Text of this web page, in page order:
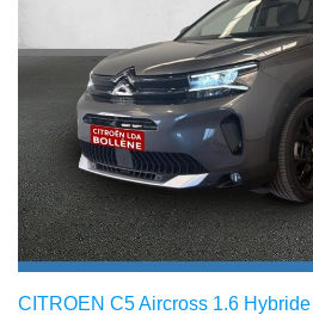
CITROEN C5 Aircross 1.6